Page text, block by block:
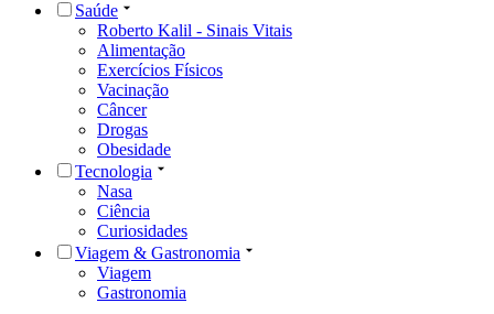
Saúde
Roberto Kalil - Sinais Vitais
Alimentação
Exercícios Físicos
Vacinação
Câncer
Drogas
Obesidade
Tecnologia
Nasa
Ciência
Curiosidades
Viagem & Gastronomia
Viagem
Gastronomia